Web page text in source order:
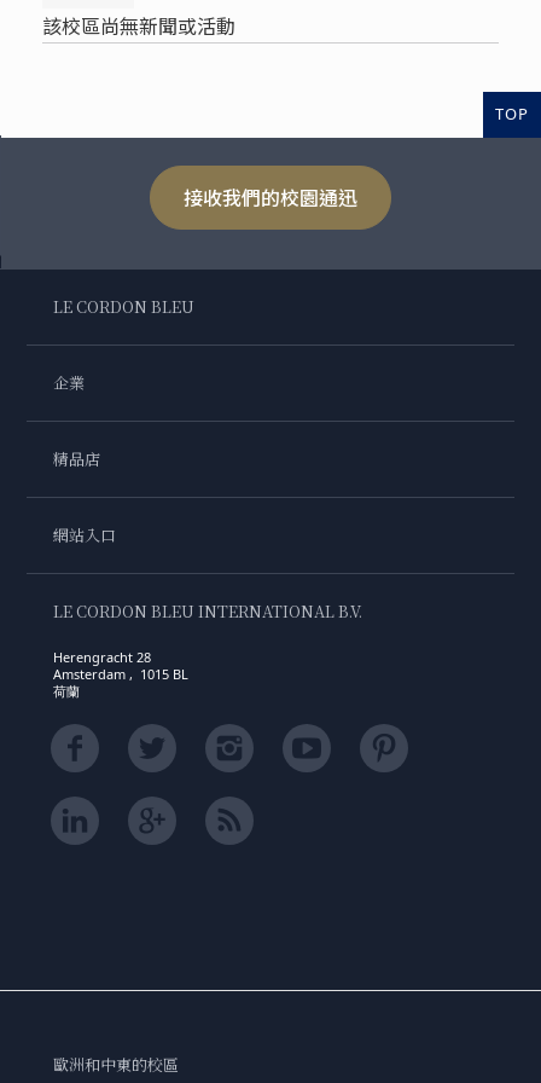
該校區尚無新聞或活動
TOP
接收我們的校園通迅
LE CORDON BLEU
企業
精品店
網站入口
LE CORDON BLEU INTERNATIONAL B.V.
Herengracht 28
Amsterdam , 1015 BL
荷蘭
歐洲和中東的校區